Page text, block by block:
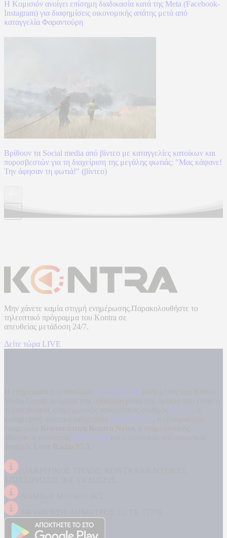
Η Κομισιόν ανοίγει επίσημη διαδικασία κατά της Meta (Facebook-
Instagram) για διαφημίσεις οικονομικής απάτης μετά από
καταγγελία Φαραντούρη
Βρίθουν τα Social media από βίντεο με καταγγελίες κατοίκων και
πυροσβεστών για τη διαχείριση της μεγάλης φωτιάς: "Μας κάψανε!
Την άφησαν τη φωτιά!" (βίντεο)
Μην χάνετε καμία στιγμή ενημέρωσης.Παρακολουθήστε το
τηλεοπτικό πρόγραμμα του Kontra σε
απευθείας μετάδοση 24/7.
Δείτε τώρα LIVE
kontranews.gr
Kontra
Kontra News
Filathlos.gr